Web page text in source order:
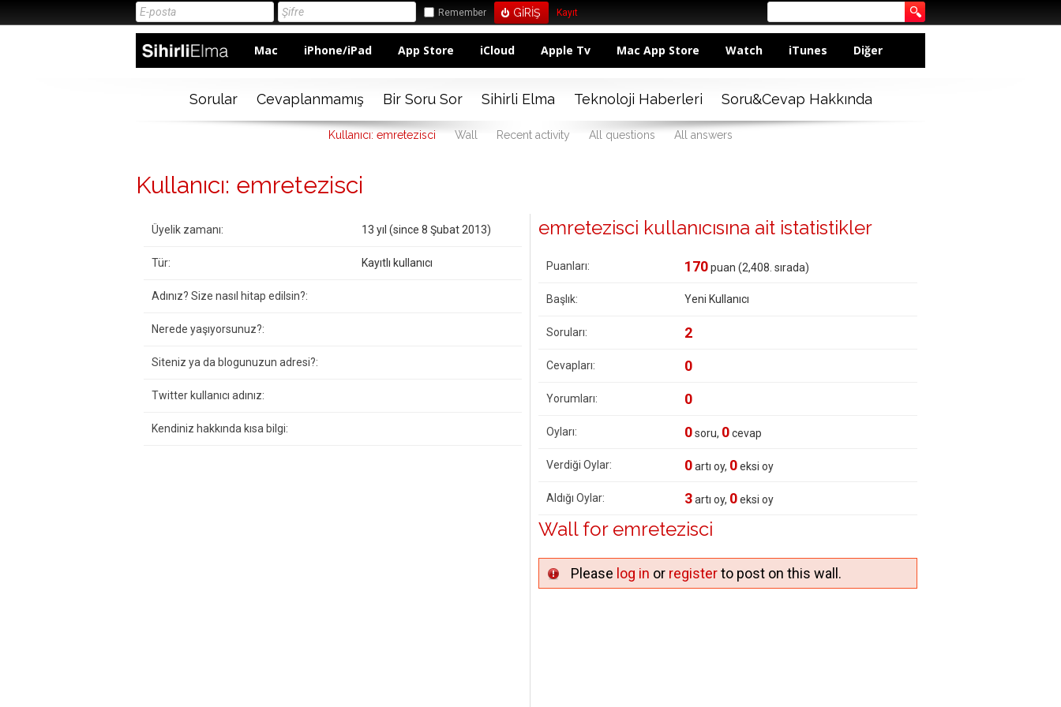
Remember Kayıt
Mac iPhone/iPad App Store iCloud Apple Tv Mac App Store Watch iTunes Diğer
Sorular Cevaplanmamış Bir Soru Sor Sihirli Elma Teknoloji Haberleri Soru&Cevap Hakkında
Kullanıcı: emretezisci Wall Recent activity All questions All answers
Kullanıcı: emretezisci
Üyelik zamanı: 13 yıl (since 8 Şubat 2013)
Tür: Kayıtlı kullanıcı
Adınız? Size nasıl hitap edilsin?:
Nerede yaşıyorsunuz?:
Siteniz ya da blogunuzun adresi?:
Twitter kullanıcı adınız:
Kendiniz hakkında kısa bilgi:
emretezisci kullanıcısına ait istatistikler
Puanları: 170puan (2,408 . sırada)
Başlık: Yeni Kullanıcı
Soruları: 2
Cevapları: 0
Yorumları: 0
Oyları: 0soru, 0cevap
Verdiği Oylar: 0artı oy, 0eksi oy
Aldığı Oylar: 3artı oy, 0eksi oy
Wall for emretezisci
Please log in or registerto post on this wall.